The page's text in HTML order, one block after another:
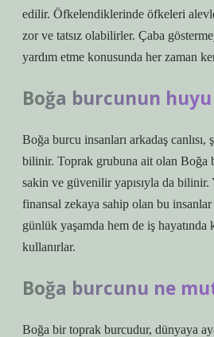
edilir. Öfkelendiklerinde öfkeleri
zor ve tatsız olabilirler. Çaba
yardım etme konusunda her zaman
Boğa burcunun
Boğa burcu insanları arkadaş
bilinir. Toprak grubuna ait olan Boğa
sakin ve güvenilir yapısıyla da
finansal zekaya sahip olan bu
günlük yaşamda hem de iş
kullanırlar.
Boğa burcunu ne
Boğa bir toprak burcudur, dünyaya